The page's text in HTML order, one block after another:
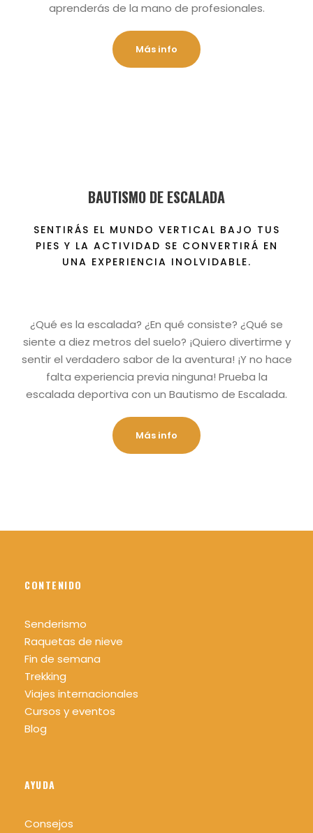
aprenderás de la mano de profesionales.
Más info
BAUTISMO DE ESCALADA
SENTIRÁS EL MUNDO VERTICAL BAJO TUS
PIES Y LA ACTIVIDAD SE CONVERTIRÁ EN
UNA EXPERIENCIA INOLVIDABLE.
¿Qué es la escalada? ¿En qué consiste? ¿Qué se
siente a diez metros del suelo? ¡Quiero divertirme y
sentir el verdadero sabor de la aventura! ¡Y no hace
falta experiencia previa ninguna! Prueba la
escalada deportiva con un Bautismo de Escalada.
Más info
CONTENIDO
Senderismo
Raquetas de nieve
Fin de semana
Trekking
Viajes internacionales
Cursos y eventos
Blog
AYUDA
Consejos